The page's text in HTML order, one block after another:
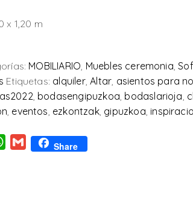
x 1,20 m
MOBILIARIO Muebles ceremonia ,
Etiquetas: alquiler,Altar asientos para
bodasengipuzkoa bodaslarioja
eventos ezkontzak, gipuzkoa
WhatsApp
Gmail Share